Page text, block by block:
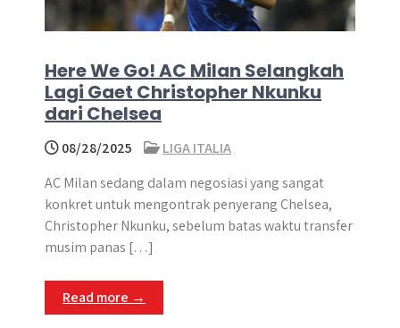
Here We Go! AC Milan Selangkah
Lagi Gaet Christopher Nkunku
dari Chelsea
08/28/2025
LIGA ITALIA
AC Milan sedang dalam negosiasi yang sangat
konkret untuk mengontrak penyerang Chelsea,
Christopher Nkunku, sebelum batas waktu transfer
musim panas […]
Read more →